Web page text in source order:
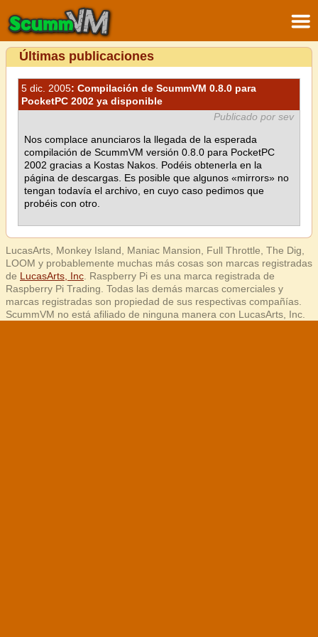
Últimas publicaciones
5 dic. 2005: Compilación de ScummVM 0.8.0 para
PocketPC 2002 ya disponible
Publicado por sev
Nos complace anunciaros la llegada de la esperada
compilación de ScummVM versión 0.8.0 para PocketPC
2002 gracias a Kostas Nakos. Podéis obtenerla en la
página de descargas. Es posible que algunos «mirrors» no
tengan todavía el archivo, en cuyo caso pedimos que
probéis con otro.
LucasArts, Monkey Island, Maniac Mansion, Full Throttle, The Dig,
LOOM y probablemente muchas más cosas son marcas registradas
de LucasArts, Inc . Raspberry Pi es una marca registrada de
Raspberry Pi Trading. Todas las demás marcas comerciales y
marcas registradas son propiedad de sus respectivas compañías.
ScummVM no está afiliado de ninguna manera con LucasArts, Inc.